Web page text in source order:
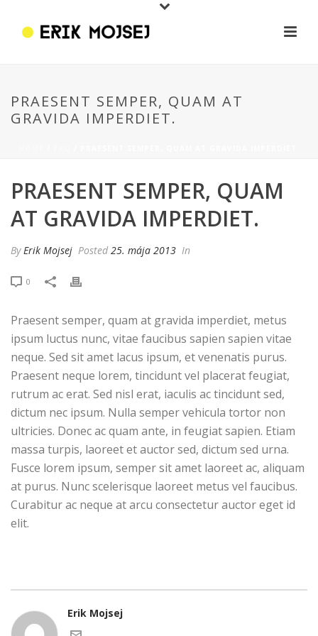
PRAESENT SEMPER, QUAM AT
GRAVIDA IMPERDIET.
PRAESENT SEMPER, QUAM
AT GRAVIDA IMPERDIET.
ByErik Mojsej Posted 25. mája 2013 In
0
Praesent semper, quam at gravida imperdiet, metus
ipsum luctus nunc, vitae faucibus sapien sapien vitae
neque. Sed sit amet lacus ipsum, et venenatis purus.
Praesent neque lorem, tincidunt vel placerat feugiat,
rutrum ac erat. Sed nisl erat, iaculis ac tincidunt sed,
dictum nec ipsum. Nulla semper vehicula tortor non
ultricies. Donec ac quam ante, in feugiat sapien. Etiam
massa turpis, laoreet et auctor sed, dictum sed urna.
Fusce lorem ipsum, semper sit amet laoreet ac, aliquam
at purus. Nunc scelerisque laoreet metus vel faucibus.
Curabitur ac neque at arcu consectetur auctor eget id
elit.
Erik Mojsej